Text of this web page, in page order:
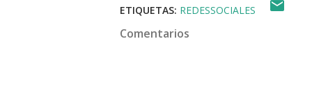
ETIQUETAS: REDESSOCIALES
Comentarios